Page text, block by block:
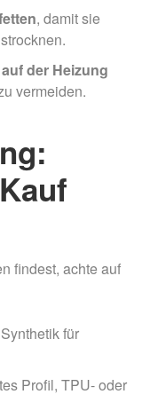
, damit sie
der Heizung
vermeiden.
findest, achte auf
für
Profil, TPU- oder